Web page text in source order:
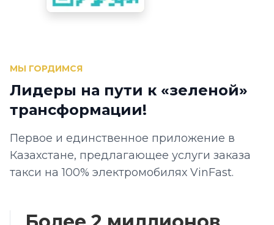
МЫ ГОРДИМСЯ
Лидеры на пути к «зеленой»
трансформации!
Первое и единственное приложение в
Казахстане, предлагающее услуги заказа
такси на 100% электромобилях VinFast.